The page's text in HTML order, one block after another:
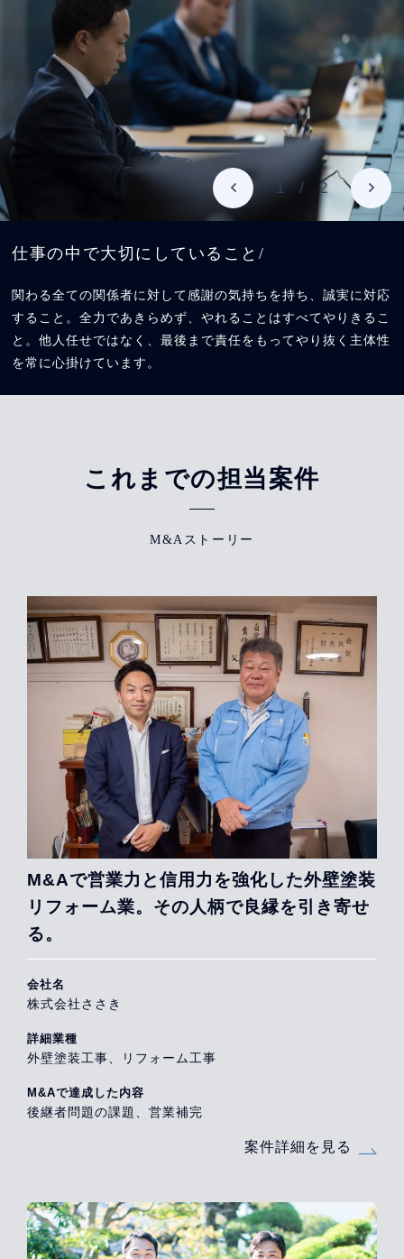
1 / 2
仕事の中で大切にしていること/
関わる全ての関係者に対して感謝の気持ちを持ち、誠実に対応
すること。全力であきらめず、やれることはすべてやりきるこ
と。他人任せではなく、最後まで責任をもってやり抜く主体性
を常に心掛けています。
これまでの担当案件
M&Aストーリー
M&Aで営業力と信用力を強化した外壁塗装
リフォーム業。その人柄で良縁を引き寄せ
る。
会社名
株式会社ささき
詳細業種
外壁塗装工事、リフォーム工事
M&Aで達成した内容
後継者問題の課題、営業補完
案件詳細を見る